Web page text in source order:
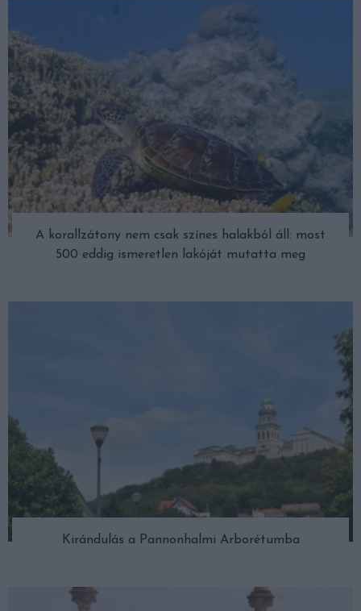
A korallzátony nem csak színes halakból áll: most
500 eddig ismeretlen lakóját mutatta meg
Kirándulás a Pannonhalmi Arborétumba